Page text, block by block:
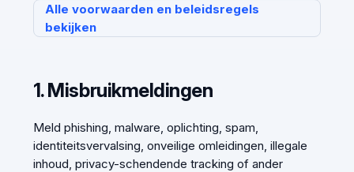
Alle voorwaarden en beleidsregels
bekijken
1. Misbruikmeldingen
Meld phishing, malware, oplichting, spam,
identiteitsvervalsing, onveilige omleidingen, illegale
inhoud, privacy-schendende tracking of ander